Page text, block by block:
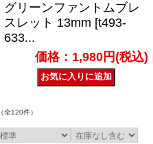
グリーンファントムブレ
スレット 13mm [t493-
633...
価格：1,980円(税込)
（全120件）